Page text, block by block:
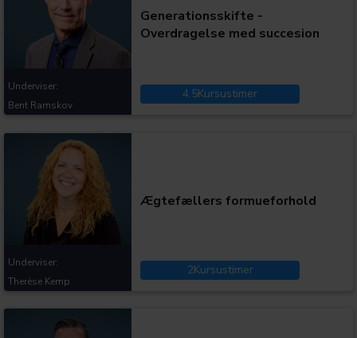
Generationsskifte -
Overdragelse med succesion
4.5Kursustimer
Underviser:
Bent Ramskov
Ægtefællers formueforhold
2Kursustimer
Underviser:
Therèse Kemp